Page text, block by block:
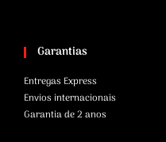
Garantias
Entregas Express
Envios internacionais
Garantia de 2 anos